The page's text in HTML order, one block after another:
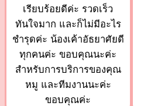
เรียบร้อยดีค่ะ รวดเร็ว
ทันใจมาก และก็ไม่มีอะไร
ชำรุดค่ะ น้องเค้าอัธยาศัยดี
ทุกคนค่ะ ขอบคุณนะค่ะ
สำหรับการบริการของคุณ
หมู และทีมงานนะค่ะ
ขอบคุณค่ะ